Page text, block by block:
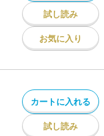
試し読み
お気に入り
カートに入れる
試し読み